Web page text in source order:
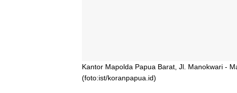
Kantor Mapolda Papua Barat, Jl. Manokwari -
(foto:ist/koranpapua.id)